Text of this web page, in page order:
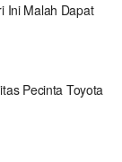
Ini Malah Dapat
Pecinta Toyota